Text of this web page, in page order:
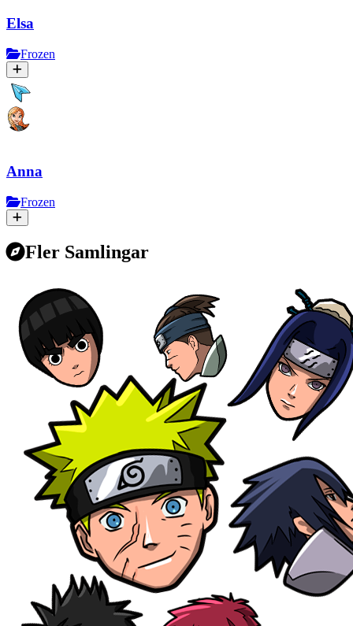
Elsa
Frozen
Anna
Frozen
Fler Samlingar